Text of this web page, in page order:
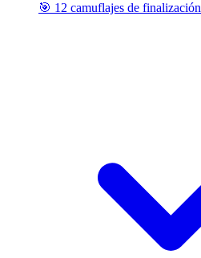
🎯 12 camuflajes de finalización